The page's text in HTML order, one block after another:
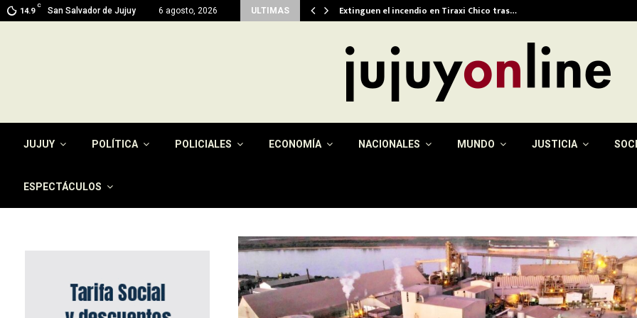
14.9
C
San Salvador de Jujuy 6 agosto, 2026 ULTIMAS
en Jujuy: prevén máximas de 26… Extinguen el incendio en Tiraxi Chico tras…
JUJUY POLÍTICA POLICIALES ECONOMÍA NACIONALES MUNDO JUSTICIA
ESPECTÁCULOS